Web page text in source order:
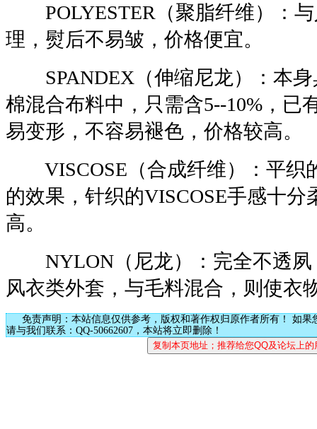
POLYESTER（聚脂纤维）：与
理，熨后不易皱，价格便宜。
SPANDEX（伸缩尼龙）：本身
棉混合布料中，只需含5--10%，已
易变形，不容易褪色，价格较高。
VISCOSE（合成纤维）：平织
的效果，针织的VISCOSE手感十分
高。
NYLON（尼龙）：完全不透夙
风衣类外套，与毛料混合，则使衣
免责声明：本站信息仅供参考，版权和著作权归原作者所有！ 如果
请与我们联系：QQ-50662607，本站将立即删除！